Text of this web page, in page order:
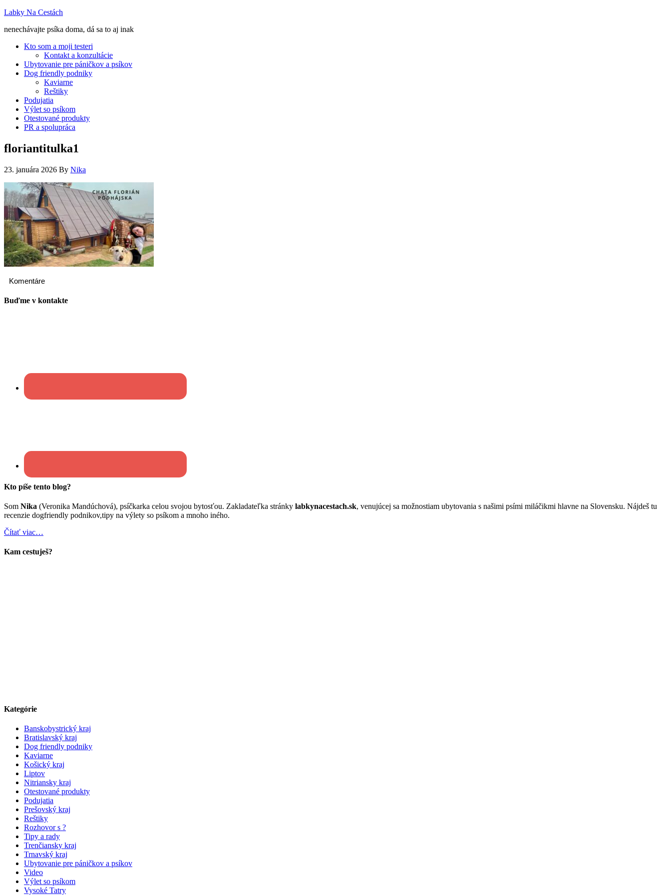
Labky Na Cestách
nenechávajte psíka doma, dá sa to aj inak
Kto som a moji testeri
Kontakt a konzultácie
Ubytovanie pre páničkov a psíkov
Dog friendly podniky
Kaviarne
Reštiky
Podujatia
Výlet so psíkom
Otestované produkty
PR a spolupráca
floriantitulka1
23. januára 2026 By Nika
Komentáre
Buďme v kontakte
Kto píše tento blog?
Som Nika (Veronika Mandúchová), psíčkarka celou svojou bytosťou. Zakladateľka stránky labkynacestach.sk, venujúcej sa možnostiam ubytovania s našimi psími miláčikmi hlavne na Slovensku. Nájdeš tu
recenzie dogfriendly podnikov,tipy na výlety so psíkom a mnoho iného.
Čítať viac…
Kam cestuješ?
Kategórie
Banskobystrický kraj
Bratislavský kraj
Dog friendly podniky
Kaviarne
Košický kraj
Liptov
Nitriansky kraj
Otestované produkty
Podujatia
Prešovský kraj
Reštiky
Rozhovor s ?
Tipy a rady
Trenčiansky kraj
Trnavský kraj
Ubytovanie pre páničkov a psíkov
Video
Výlet so psíkom
Vysoké Tatry